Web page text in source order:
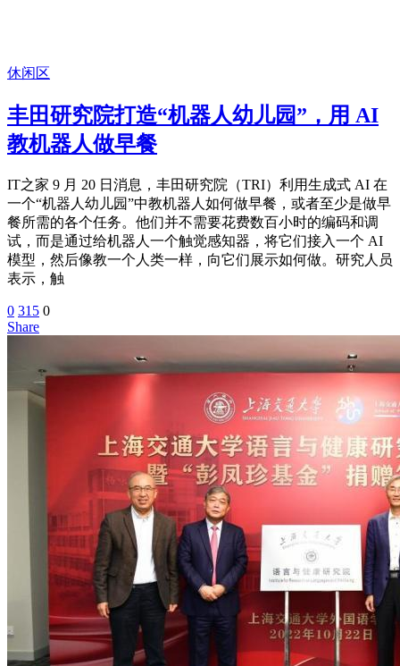
休闲区
丰田研究院打造“机器人幼儿园”，用 AI
教机器人做早餐
IT之家 9 月 20 日消息，丰田研究院（TRI）利用生成式 AI 在
一个“机器人幼儿园”中教机器人如何做早餐，或者至少是做早
餐所需的各个任务。他们并不需要花费数百小时的编码和调
试，而是通过给机器人一个触觉感知器，将它们接入一个 AI
模型，然后像教一个人类一样，向它们展示如何做。研究人员
表示，触
0 315 0
Share